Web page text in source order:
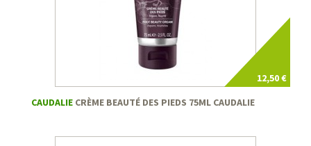
12,50 €
CAUDALIE CRÈME BEAUTÉ DES PIEDS 75ML CAUDALIE